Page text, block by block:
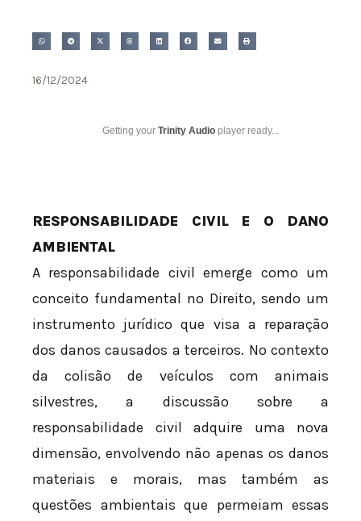
16/12/2024
Getting your Trinity Audio player ready...
RESPONSABILIDADE CIVIL E O DANO
AMBIENTAL
A responsabilidade civil emerge como um
conceito fundamental no Direito, sendo um
instrumento jurídico que visa a reparação
dos danos causados a terceiros. No contexto
da colisão de veículos com animais
silvestres, a discussão sobre a
responsabilidade civil adquire uma nova
dimensão, envolvendo não apenas os danos
materiais e morais, mas também as
questões ambientais que permeiam essas